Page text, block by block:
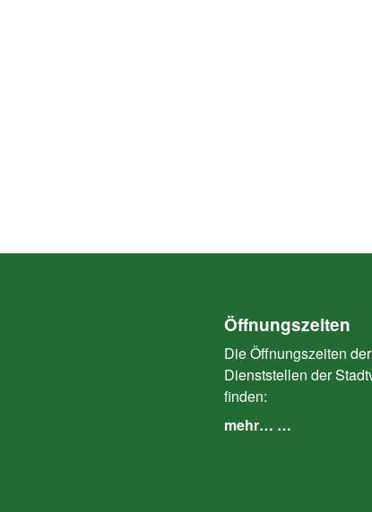
Öffnungszeiten
Die Öffnungszeiten
Dienststellen der
finden:
mehr… …